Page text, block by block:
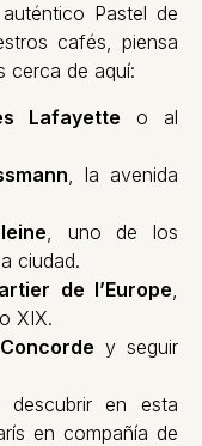
Pastel de
cafés, piensa
cerca de aquí:
Lafayette o al
, la avenida
, uno de los
ciudad.
de l’Europe
XIX.
y seguir
en esta
en compañía de